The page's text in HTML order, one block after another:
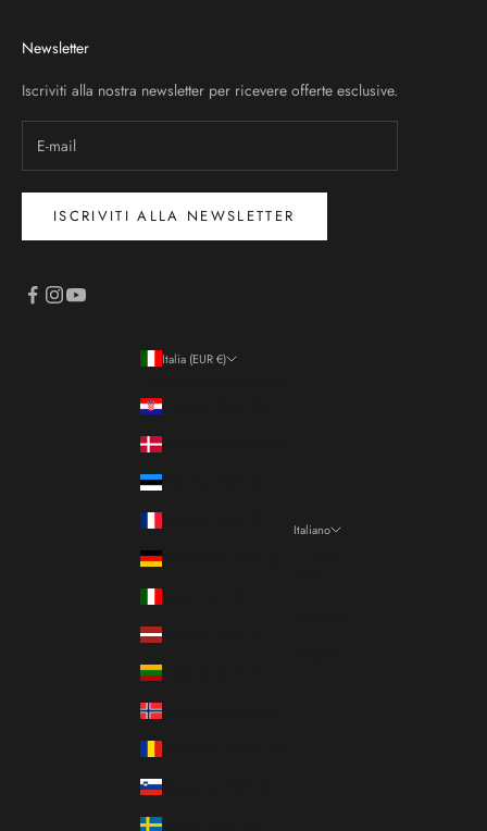
Newsletter
Iscriviti alla nostra newsletter per ricevere offerte esclusive.
ISCRIVITI ALLA NEWSLETTER
Italia (EUR €)
Croazia (EUR €)
Danimarca (DKK kr.)
Estonia (EUR €)
Francia (EUR €)
Germania (EUR €)
Italia (EUR €)
Lettonia (EUR €)
Lituania (EUR €)
Norvegia (EUR €)
Romania (RON Lei)
Slovenia (EUR €)
Svezia (SEK kr)
Italiano